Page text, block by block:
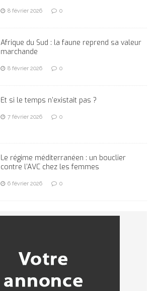
8 février 2026 0
Afrique du Sud : la faune reprend sa valeur
marchande
8 février 2026 0
Et si le temps n’existait pas ?
7 février 2026 0
Le régime méditerranéen : un bouclier
contre l’AVC chez les femmes
6 février 2026 0